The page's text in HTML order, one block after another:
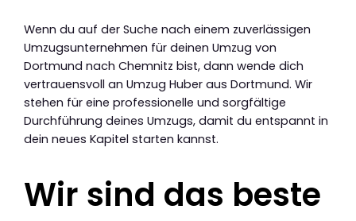
Wenn du auf der Suche nach einem zuverlässigen
Umzugsunternehmen für deinen Umzug von
Dortmund nach Chemnitz bist, dann wende dich
vertrauensvoll an Umzug Huber aus Dortmund. Wir
stehen für eine professionelle und sorgfältige
Durchführung deines Umzugs, damit du entspannt in
dein neues Kapitel starten kannst.
Wir sind das beste